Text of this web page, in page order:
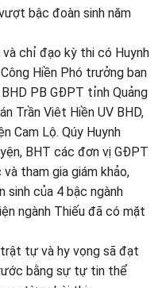
bậc đoàn sinh năm
chỉ đạo kỳ thi có Huynh
Hiền Phó trưởng ban
PB GĐPT tỉnh Quảng
Trần Viêt Hiền UV BHD,
Cam Lộ. Qúy Huynh
BHT các đơn vị GĐPT
tham gia giám khảo,
sinh của 4 bậc ngành
ngành Thiếu đã có mặt
tự và hy vọng sã đạt
bằng sự tự tin thể